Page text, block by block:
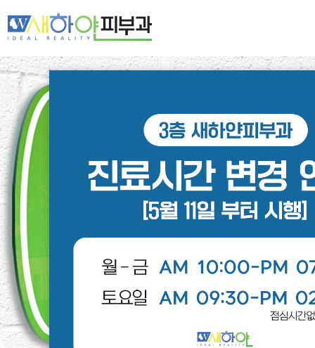
새하얀 네트워크
기미·색소·홍조
주름·탄력
제모·모발
피부클리닉
레이저클리닉
스페셜클리닉
새하얀 소식